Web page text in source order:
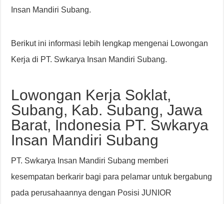
Insan Mandiri Subang.
Berikut ini informasi lebih lengkap mengenai Lowongan
Kerja di PT. Swkarya Insan Mandiri Subang.
Lowongan Kerja Soklat,
Subang, Kab. Subang, Jawa
Barat, Indonesia PT. Swkarya
Insan Mandiri Subang
PT. Swkarya Insan Mandiri Subang memberi
kesempatan berkarir bagi para pelamar untuk bergabung
pada perusahaannya dengan Posisi JUNIOR